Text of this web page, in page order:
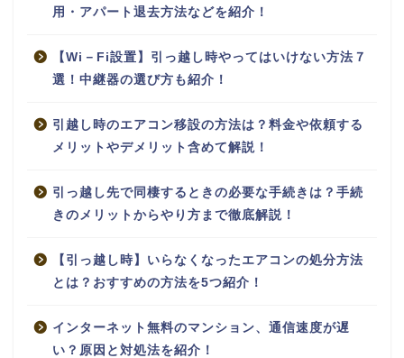
用・アパート退去方法などを紹介！
【Wi－Fi設置】引っ越し時やってはいけない方法７
選！中継器の選び方も紹介！
引越し時のエアコン移設の方法は？料金や依頼する
メリットやデメリット含めて解説！
引っ越し先で同棲するときの必要な手続きは？手続
きのメリットからやり方まで徹底解説！
【引っ越し時】いらなくなったエアコンの処分方法
とは？おすすめの方法を5つ紹介！
インターネット無料のマンション、通信速度が遅
い？原因と対処法を紹介！